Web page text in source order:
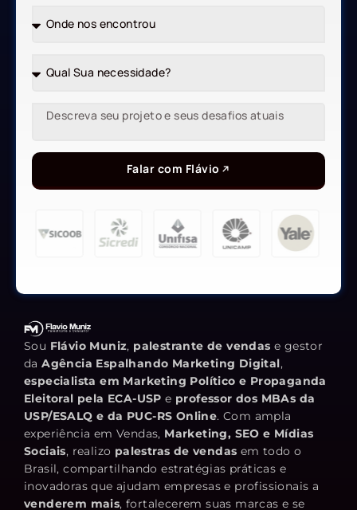
Falar com Flávio
Sou Flávio Muniz, palestrante de vendas e gestor
daAgência Espalhando Marketing Digital,
especialista em Marketing Político e Propaganda
Eleitoral pela ECA-USP e professor dos MBAs da
USP/ESALQ e da PUC-RS Online. Com ampla
experiência em Vendas, Marketing, SEO e Mídias
Sociais, realizo palestras de vendas em todo o
Brasil, compartilhando estratégias práticas e
inovadoras que ajudam empresas e profissionais a
venderem mais, fortalecerem suas marcas e se